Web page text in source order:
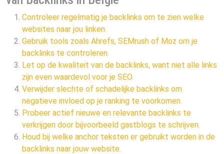
Controleer regelmatig je backlinks om te zien welke
websites naar jou linken.
Gebruik tools zoals Ahrefs, SEMrush of Moz om je
backlinks te controleren.
Let op de kwaliteit van de backlinks, want niet alle links
zijn even waardevol voor je SEO.
Verwijder slechte of schadelijke backlinks om
negatieve invloed op je ranking te voorkomen.
Probeer actief nieuwe en relevante backlinks te
verkrijgen door bijvoorbeeld gastblogs te schrijven.
Houd bij welke anchor teksten er gebruikt worden in de
backlinks naar jouw website.